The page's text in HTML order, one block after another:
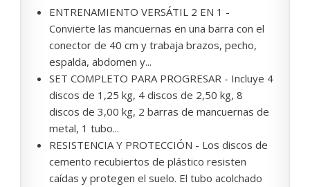
ENTRENAMIENTO VERSÁTIL 2 EN 1 -
Convierte las mancuernas en una barra con el
conector de 40 cm y trabaja brazos, pecho,
espalda, abdomen y...
SET COMPLETO PARA PROGRESAR - Incluye 4
discos de 1,25 kg, 4 discos de 2,50 kg, 8
discos de 3,00 kg, 2 barras de mancuernas de
metal, 1 tubo...
RESISTENCIA Y PROTECCIÓN - Los discos de
cemento recubiertos de plástico resisten
caídas y protegen el suelo. El tubo acolchado